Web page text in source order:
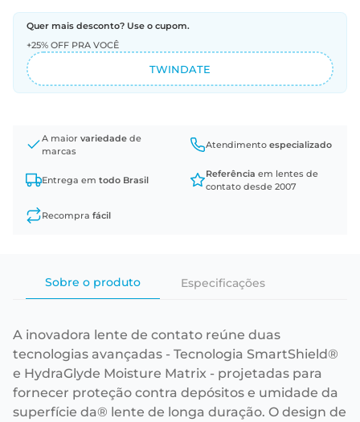
Quer mais desconto? Use o cupom.
+25% OFF PRA VOCÊ
TWINDATE
A maior variedade de
marcas
Atendimento especializado
Entrega em todo Brasil
Referência em lentes de
contato desde 2007
Recompra fácil
Sobre o produto Especificações
A inovadora lente de contato reúne duas
tecnologias avançadas - Tecnologia SmartShield®
e HydraGlyde Moisture Matrix - projetadas para
fornecer proteção contra depósitos e umidade da
superfície da® lente de longa duração. O design de